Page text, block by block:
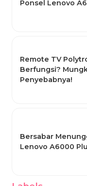
Ponsel Lenovo
Remote TV
Berfungsi?
Penyebabnya!
Bersabar
Lenovo A6000